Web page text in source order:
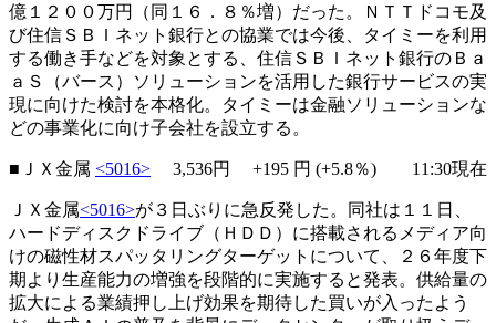
億１２００万円（同１６．８％増）だった。ＮＴＴドコモ及
び住信ＳＢＩネット銀行との協業では今後、タイミーを利用
する働き手などを対象とする、住信ＳＢＩネット銀行のＢａ
ａＳ（バース）ソリューションを活用した銀行サービスの実
現に向けた検討を本格化。タイミーは金融ソリューションな
どの事業化に向け子会社を設立する。
■ＪＸ金属 <5016> 3,536円 +195 円 (+5.8％) 11:30現在
ＪＸ金属<5016>が３日ぶりに急反発した。同社は１１日、
ハードディスクドライブ（ＨＤＤ）に搭載されるメディア向
けの磁性材スパッタリングターゲットについて、２６年度下
期より生産能力の増強を段階的に実施すると発表。供給量の
拡大による業績押し上げ効果を期待した買いが入ったよう